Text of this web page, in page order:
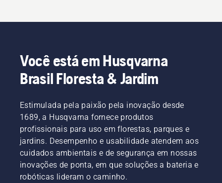
Você está em Husqvarna
Brasil Floresta & Jardim
Estimulada pela paixão pela inovação desde
1689, a Husqvarna fornece produtos
profissionais para uso em florestas, parques e
jardins. Desempenho e usabilidade atendem aos
cuidados ambientais e de segurança em nossas
inovações de ponta, em que soluções a bateria e
robóticas lideram o caminho.